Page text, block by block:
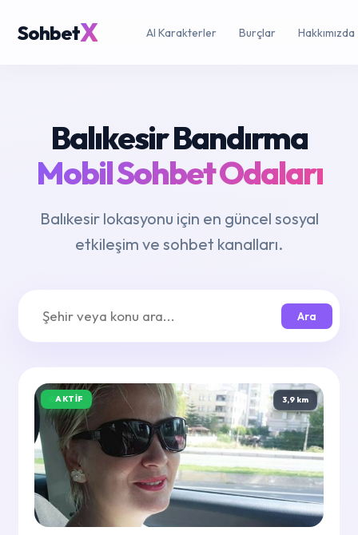
SohbetX AI Karakterler Burçlar Hakkımızda
Balıkesir Bandırma
Mobil Sohbet Odaları
Balıkesir lokasyonu için en güncel sosyal
etkileşim ve sohbet kanalları.
Ara
AKTIF 3,9 km